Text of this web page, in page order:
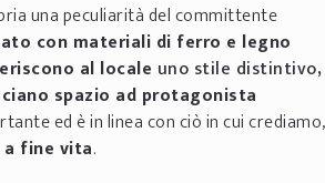
una peculiarità del committente
con materiali di ferro e legno
al locale uno stile distintivo,
spazio ad protagonista
ed è in linea con ciò in cui crediamo,
fine vita.